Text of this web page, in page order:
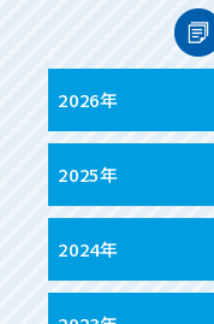
2026年
2025年
2024年